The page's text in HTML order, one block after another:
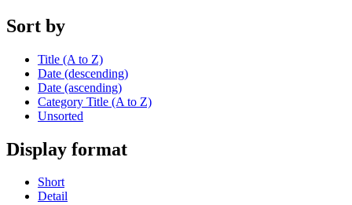
Sort by
Title (A to Z)
Date (descending)
Date (ascending)
Category Title (A to Z)
Unsorted
Display format
Short
Detail